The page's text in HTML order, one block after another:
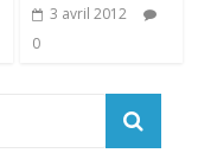
3 avril 2012
0